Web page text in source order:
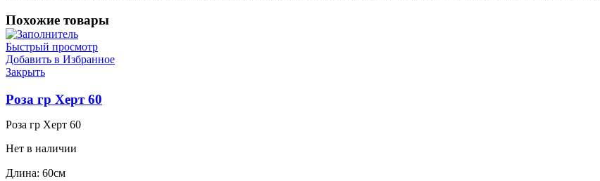
Похожие товары
Быстрый просмотр
Добавить в Избранное
Закрыть
Роза гр Херт 60
Роза гр Херт 60
Нет в наличии
Длина: 60см